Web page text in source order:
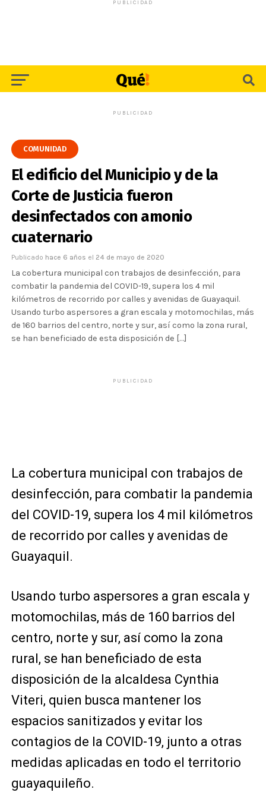
PUBLICIDAD
PUBLICIDAD
COMUNIDAD
El edificio del Municipio y de la
Corte de Justicia fueron
desinfectados con amonio
cuaternario
Publicado hace 6 años el 24 de mayo de 2020
La cobertura municipal con trabajos de desinfección, para
combatir la pandemia del COVID-19, supera los 4 mil
kilómetros de recorrido por calles y avenidas de Guayaquil.
Usando turbo aspersores a gran escala y motomochilas, más
de 160 barrios del centro, norte y sur, así como la zona rural,
se han beneficiado de esta disposición de […]
PUBLICIDAD
La cobertura municipal con trabajos de
desinfección, para combatir la pandemia
del COVID-19, supera los 4 mil kilómetros
de recorrido por calles y avenidas de
Guayaquil.
Usando turbo aspersores a gran escala y
motomochilas, más de 160 barrios del
centro, norte y sur, así como la zona
rural, se han beneficiado de esta
disposición de la alcaldesa Cynthia
Viteri, quien busca mantener los
espacios sanitizados y evitar los
contagios de la COVID-19, junto a otras
medidas aplicadas en todo el territorio
guayaquileño.